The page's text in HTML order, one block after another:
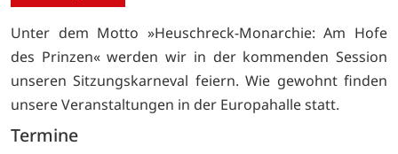
Unter dem Motto »Heuschreck-Monarchie: Am Hofe
des Prinzen« werden wir in der kommenden Session
unseren Sitzungskarneval feiern. Wie gewohnt finden
unsere Veranstaltungen in der Europahalle statt.
Termine